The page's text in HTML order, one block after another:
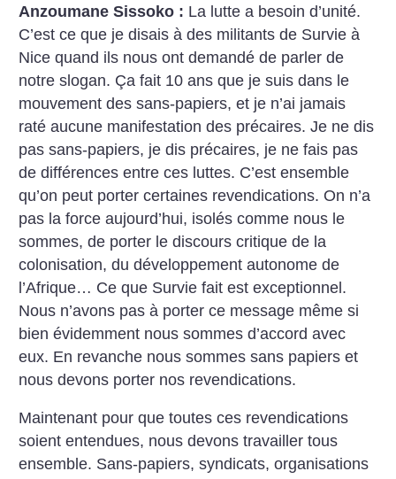
Anzoumane Sissoko : La lutte a besoin d’unité.
C’est ce que je disais à des militants de Survie à
Nice quand ils nous ont demandé de parler de
notre slogan. Ça fait 10 ans que je suis dans le
mouvement des sans-papiers, et je n’ai jamais
raté aucune manifestation des précaires. Je ne dis
pas sans-papiers, je dis précaires, je ne fais pas
de différences entre ces luttes. C’est ensemble
qu’on peut porter certaines revendications. On n’a
pas la force aujourd’hui, isolés comme nous le
sommes, de porter le discours critique de la
colonisation, du développement autonome de
l’Afrique… Ce que Survie fait est exceptionnel.
Nous n’avons pas à porter ce message même si
bien évidemment nous sommes d’accord avec
eux. En revanche nous sommes sans papiers et
nous devons porter nos revendications.
Maintenant pour que toutes ces revendications
soient entendues, nous devons travailler tous
ensemble. Sans-papiers, syndicats, organisations